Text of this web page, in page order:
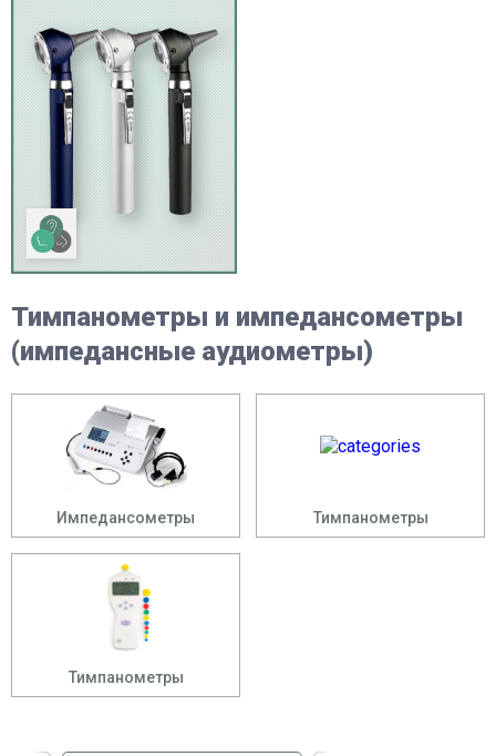
Тимпанометры и импедансометры
(импедансные аудиометры)
Импедансометры Тимпанометры
Тимпанометры